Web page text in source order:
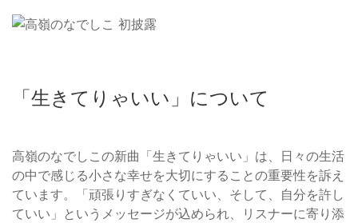
「生きてりゃいい」について
高嶺のなでしこの新曲「生きてりゃいい」は、日々の生活
の中で感じる小さな幸せを大切にすることの重要性を訴え
ています。「頑張りすぎなくていい、そして、自分を許し
ていい」というメッセージが込められ、リスナーに寄り添